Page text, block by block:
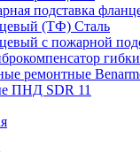
подставка
(ТФ) Сталь
с пожарной
ремонтные
ПНД SDR 11